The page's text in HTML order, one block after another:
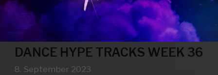
DANCE HYPE TRACKS WEEK 36
8. September 2023